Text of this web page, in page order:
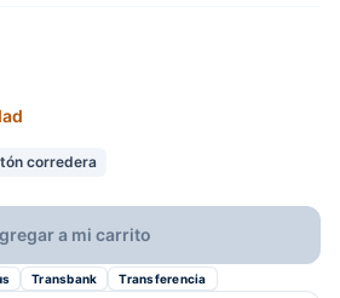
corredera
a mi carrito
Transbank Transferencia